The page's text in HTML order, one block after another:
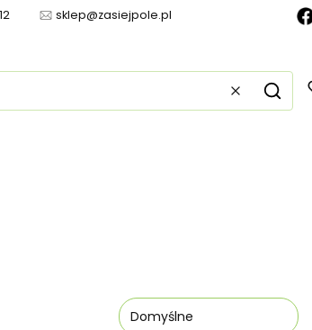
sklep@zasiejpole.pl
WyczyśćSzukaj
Domyślne